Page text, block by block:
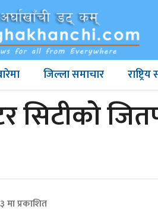
जिल्ला समाचार
सिटीको
प्रकाशित